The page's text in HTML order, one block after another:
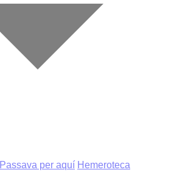
Passava per aquí Hemeroteca